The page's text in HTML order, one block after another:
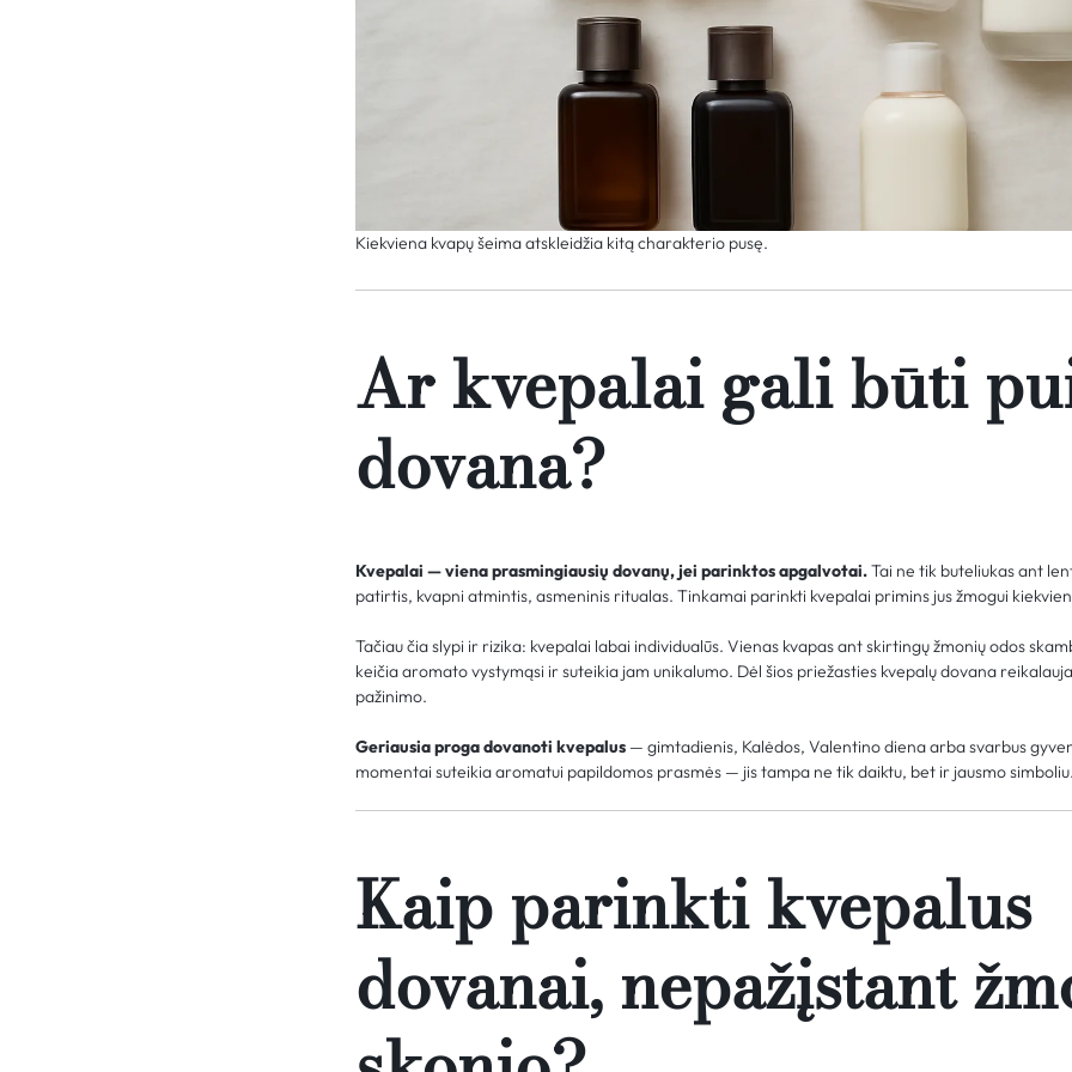
Kiekviena kvapų šeima atskleidžia kitą charakterio pusę.
Ar kvepalai gali būti
dovana?
Kvepalai — viena prasmingiausių dovanų, jei parinktos apgalvotai.Tai ne tik buteliukas ant
patirtis, kvapni atmintis, asmeninis ritualas. Tinkamai parinkti kvepalai primins jus žmogui
Tačiau čia slypi ir rizika: kvepalai labai individualūs. Vienas kvapas ant skirtingų žmonių odos
keičia aromato vystymąsi ir suteikia jam unikalumo. Dėl šios priežasties kvepalų dovana
pažinimo.
Geriausia proga dovanoti kvepalus — gimtadienis, Kalėdos, Valentino diena arba svarbus
momentai suteikia aromatui papildomos prasmės — jis tampa ne tik daiktu, bet ir jausmo
Kaip parinkti kvepalus
dovanai, nepažįstant